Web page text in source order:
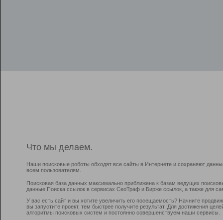
Что мы делаем.
Наши поисковые роботы обходят все сайты в Интернете и сохраняют
всем пользователям.
Поисковая база данных максимально приближена к базам ведущих
данные Поиска ссылок в сервисах СеоТраф и Бирже ссылок, а также для
У вас есть сайт и вы хотите увеличить его посещаемость? Начните
вы запустите проект, тем быстрее получите результат. Для достижения
алгоритмы поисковых систем и постоянно совершенствуем наши сервисы.